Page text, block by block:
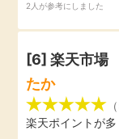
2人が参考にしました
[6]楽天市場
たか
楽天ポイントが多